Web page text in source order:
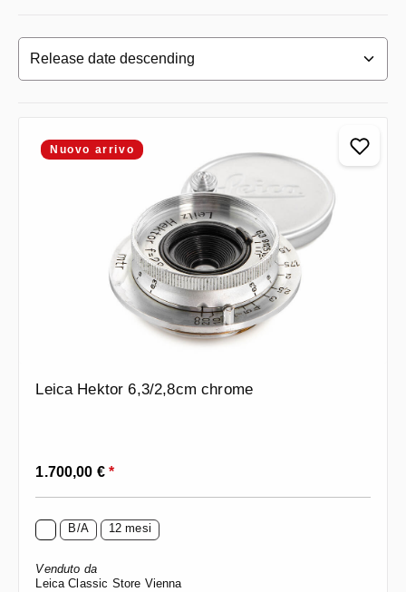
Nuovo arrivo
Leica Hektor 6,3/2,8cm chrome
Prezzo normale:
1.700,00 €*
B/A 12 mesi
Venduto da
Leica Classic Store Vienna